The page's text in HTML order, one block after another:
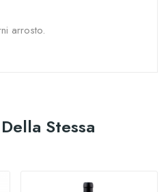
arrosto.
Stessa